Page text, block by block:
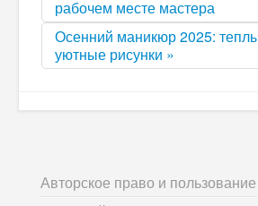
рабочем месте мастера
Осенний маникюр 2025:
уютные рисунки »
Авторское право и